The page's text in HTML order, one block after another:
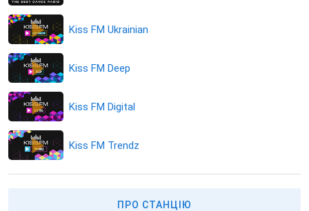
Kiss FM Ukrainian
Kiss FM Deep
Kiss FM Digital
Kiss FM Trendz
ПРО СТАНЦІЮ